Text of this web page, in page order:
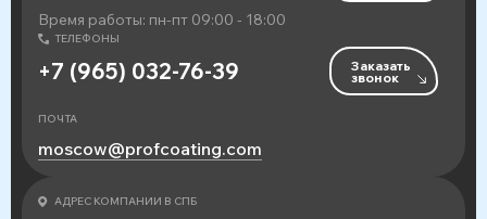
Время работы: пн-пт 09:00 - 18:00
ТЕЛЕФОНЫ
+7 (965) 032-76-39 Заказать
звонок
ПОЧТА
moscow@profcoating.com
АДРЕС КОМПАНИИ В СПБ